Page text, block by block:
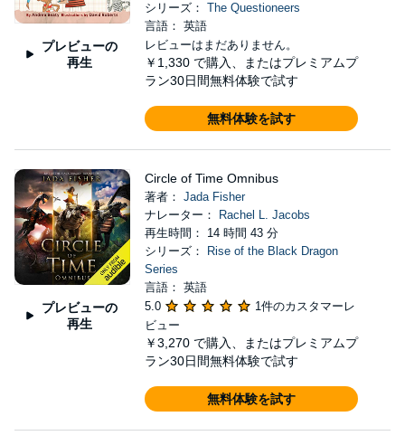
プレビューの
再生
シリーズ： The Questioneers
言語： 英語
レビューはまだありません。
￥1,330 で購入、またはプレミアムプ
ラン30日間無料体験で試す
無料体験を試す
プレビューの
再生
Circle of Time Omnibus
著者： Jada Fisher
ナレーター：
Rachel L. Jacobs
再生時間： 14 時間 43 分
シリーズ：
Rise of the Black Dragon
Series
言語： 英語
5.0
1件のカスタマーレ
ビュー
￥3,270 で購入、またはプレミアムプ
ラン30日間無料体験で試す
無料体験を試す